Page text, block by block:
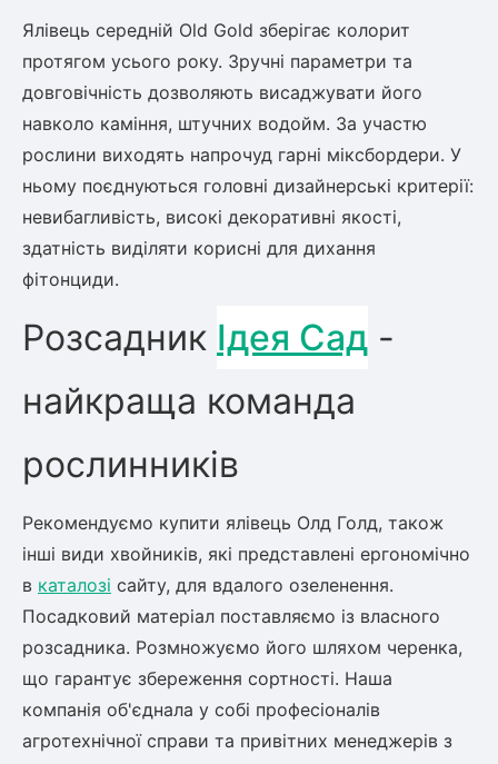
Ялівець середній Old Gold зберігає колорит
протягом усього року. Зручні параметри та
довговічність дозволяють висаджувати його
навколо каміння, штучних водойм. За участю
рослини виходять напрочуд гарні міксбордери. У
ньому поєднуються головні дизайнерські критерії:
невибагливість, високі декоративні якості,
здатність виділяти корисні для дихання
фітонциди.
Розсадник Ідея Сад -
найкраща команда
рослинників
Рекомендуємо купити ялівець Олд Голд, також
інші види хвойників, які представлені ергономічно
в каталозі сайту, для вдалого озеленення.
Посадковий матеріал поставляємо із власного
розсадника. Розмножуємо його шляхом черенка,
що гарантує збереження сортності. Наша
компанія об'єднала у собі професіоналів
агротехнічної справи та привітних менеджерів з